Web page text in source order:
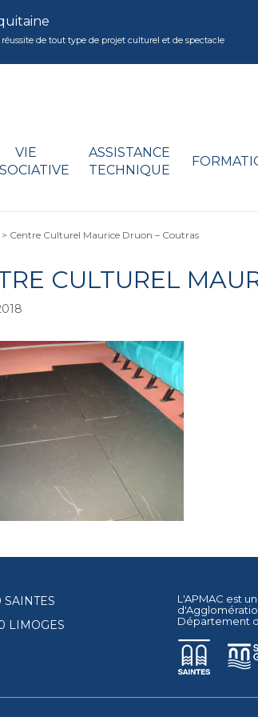
de tout type de projet culturel et de spectacle
VIE
ASSISTANCE
TECHNIQUE
> Centre Culturel Maurice Druon – Coutras
CULTUREL
SAINTES
LIMOGES
L'APMAC est
Département